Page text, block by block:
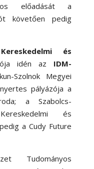
előadását a
követően pedig
és
idén az IDM-
Szolnok Megyei
pályázója a
a Szabolcs-
és
a Cudy Future
Tudományos